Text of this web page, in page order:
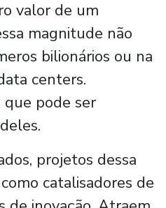
valor de um
magnitude não
bilionários ou na
centers.
pode ser
projetos dessa
catalisadores de